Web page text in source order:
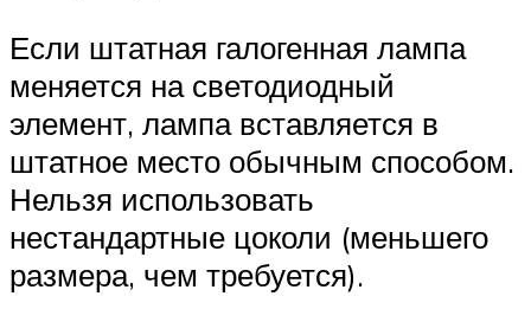
Если штатная галогенная лампа
меняется на светодиодный
элемент, лампа вставляется в
штатное место обычным способом.
Нельзя использовать
нестандартные цоколи (меньшего
размера, чем требуется).